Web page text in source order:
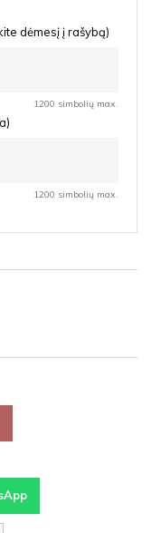
dėmesį į rašybą)
1200 simbolių max.
1200 simbolių max.